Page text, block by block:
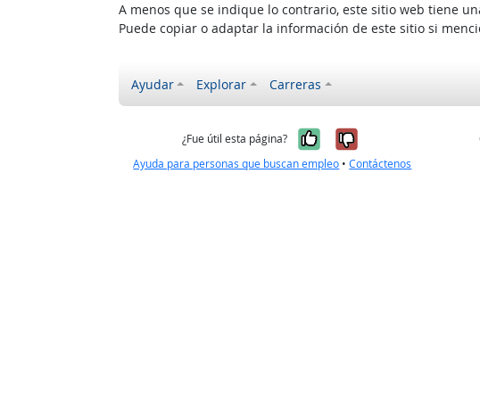
A menos que se indique lo contrario, este sitio web tiene
Puede copiar o adaptar la información de este sitio si
Ayudar Explorar Carreras
¿Fue útil esta página? Sí, fue útil
No, no fue
Ayuda para personas que buscan empleo •Contáctenos